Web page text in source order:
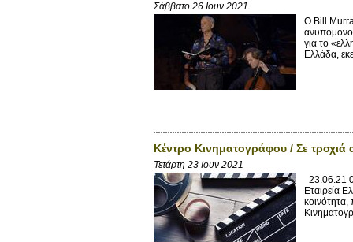
Σάββατο 26 Ιουν 2021
Ο Bill
για το
Ελλάδα,
Κέντρο Κινηματογράφου / Σε τροχιά
Τετάρτη 23 Ιουν 2021
23.06.21
Εταιρεία
κοινότητα,